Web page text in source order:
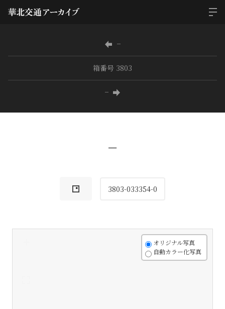
−
箱番号 3803
−
−
3803-033354-0
オリジナル写真
自動カラー化写真